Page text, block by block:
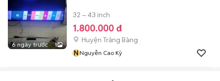
6 ngày trước 1
32 – 43 inch
1.800.000 đ
Huyện Trảng Bàng
NNguyễn Cao Kỳ